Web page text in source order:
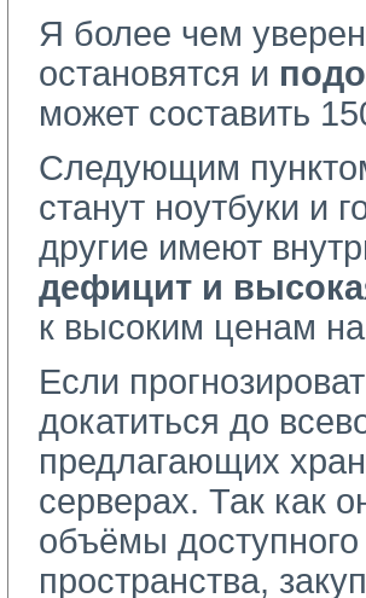
Я более чем
остановятся и
может составить
Следующим
станут ноутбуки и
другие имеют
дефицит и
к высоким ценам
Если
докатиться до
предлагающих
серверах. Так как
объёмы доступного
пространства,